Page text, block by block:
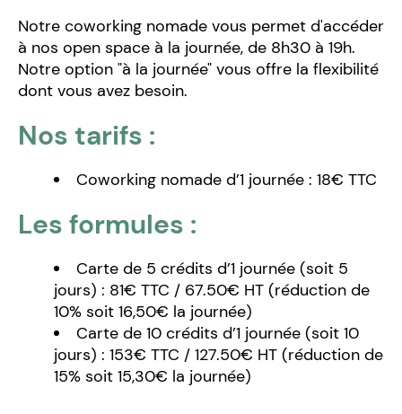
Notre coworking nomade vous permet d'accéder
à nos open space à la journée, de 8h30 à 19h.
Notre option "à la journée" vous offre la flexibilité
dont vous avez besoin.
Nos tarifs :
Coworking nomade d’1 journée : 18€ TTC
Les formules :
Carte de 5 crédits d’1 journée (soit 5
jours) : 81€ TTC / 67.50€ HT (réduction de
10% soit 16,50€ la journée)
Carte de 10 crédits d’1 journée (soit 10
jours) : 153€ TTC / 127.50€ HT (réduction de
15% soit 15,30€ la journée)